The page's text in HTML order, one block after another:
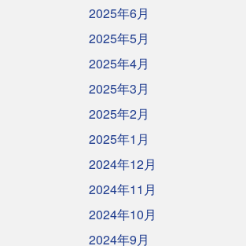
2025年6月
2025年5月
2025年4月
2025年3月
2025年2月
2025年1月
2024年12月
2024年11月
2024年10月
2024年9月